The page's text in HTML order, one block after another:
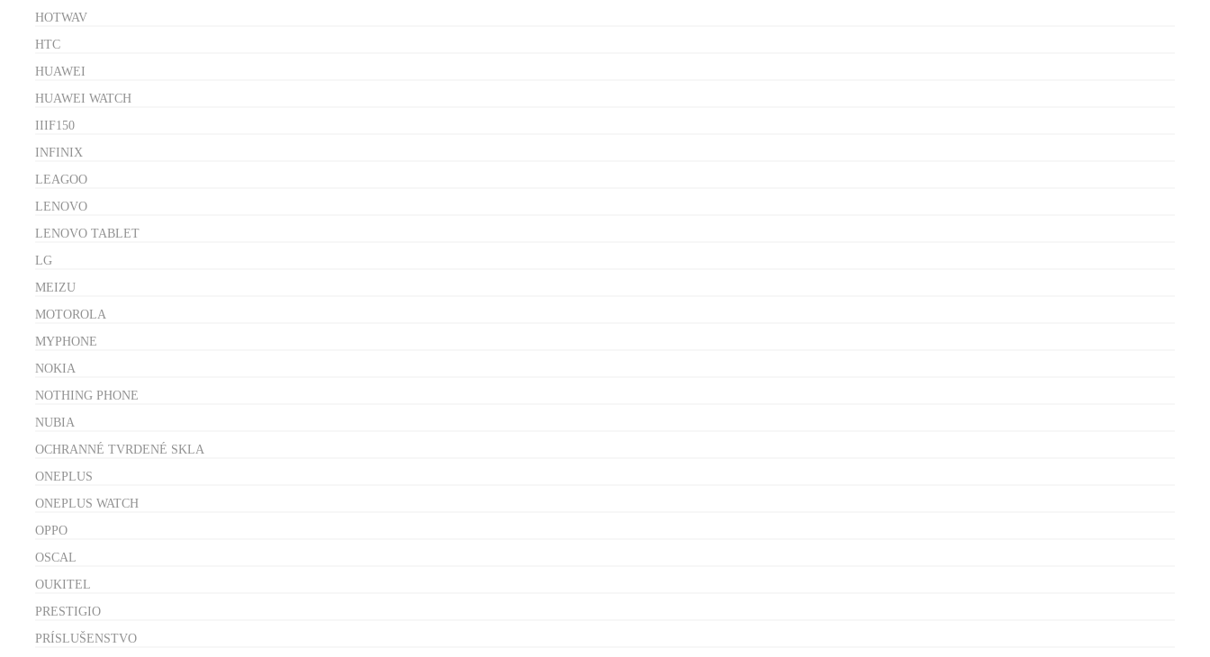
HOTWAV
HTC
HUAWEI
HUAWEI WATCH
IIIF150
INFINIX
LEAGOO
LENOVO
LENOVO TABLET
LG
MEIZU
MOTOROLA
MYPHONE
NOKIA
NOTHING PHONE
NUBIA
OCHRANNÉ TVRDENÉ SKLA
ONEPLUS
ONEPLUS WATCH
OPPO
OSCAL
OUKITEL
PRESTIGIO
PRÍSLUŠENSTVO